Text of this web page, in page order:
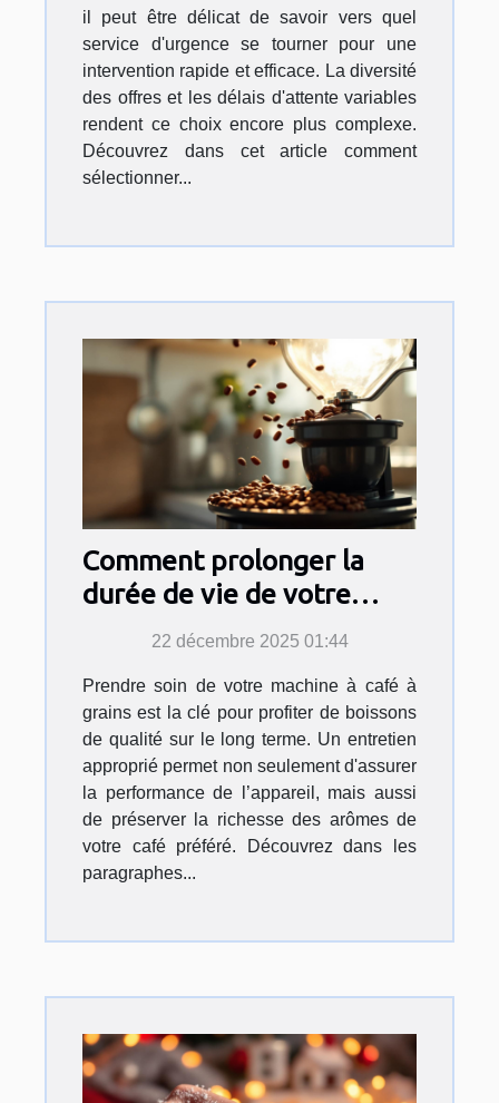
il peut être délicat de savoir vers quel
service d'urgence se tourner pour une
intervention rapide et efficace. La diversité
des offres et les délais d'attente variables
rendent ce choix encore plus complexe.
Découvrez dans cet article comment
sélectionner...
Comment prolonger la
durée de vie de votre
machine à café à grains ?
22 décembre 2025 01:44
Prendre soin de votre machine à café à
grains est la clé pour profiter de boissons
de qualité sur le long terme. Un entretien
approprié permet non seulement d'assurer
la performance de l’appareil, mais aussi
de préserver la richesse des arômes de
votre café préféré. Découvrez dans les
paragraphes...